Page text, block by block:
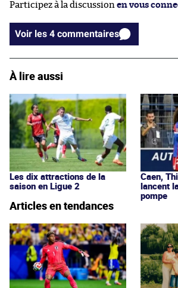
Participez à la discussion en vous
Voir les 4 commentaires
À lire aussi
Les dix attractions de la
saison en Ligue 2
Caen,
lancent
pompe
Articles en tendances